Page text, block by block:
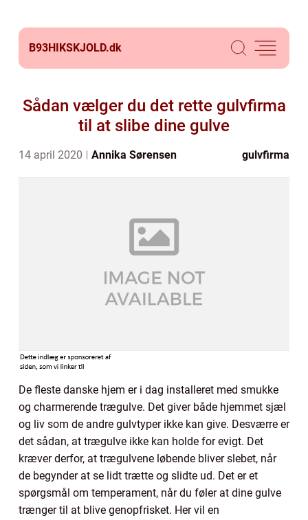
B93HIKSKJOLD.dk
Sådan vælger du det rette gulvfirma
til at slibe dine gulve
14 april 2020 Annika Sørensen gulvfirma
De fleste danske hjem er i dag installeret med smukke
og charmerende trægulve. Det giver både hjemmet sjæl
og liv som de andre gulvtyper ikke kan give. Desværre er
det sådan, at trægulve ikke kan holde for evigt. Det
kræver derfor, at trægulvene løbende bliver slebet, når
de begynder at se lidt trætte og slidte ud. Det er et
spørgsmål om temperament, når du føler at dine gulve
trænger til at blive genopfrisket. Her vil en